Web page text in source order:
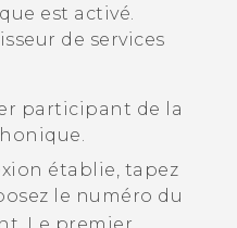
est activé.
de services
participant de la
établie, tapez
le numéro du